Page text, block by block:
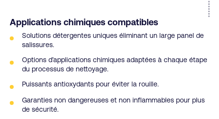
Applications chimiques compatibles
Solutions détergentes uniques éliminant un large panel de
salissures.
Options d’applications chimiques adaptées à chaque étape
du processus de nettoyage.
Puissants antioxydants pour éviter la rouille.
Garanties non dangereuses et non inflammables pour plus
de sécurité.